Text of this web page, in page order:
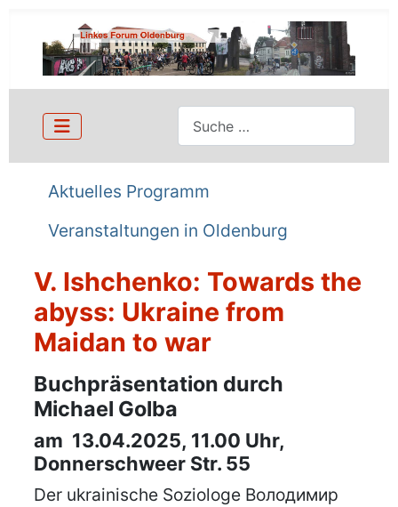
Suchen
Aktuelles Programm
Veranstaltungen in Oldenburg
V. Ishchenko: Towards the
abyss: Ukraine from
Maidan to war
Details
Buchpräsentation durch
Michael Golba
am 13.04.2025, 11.00 Uhr,
Donnerschweer Str. 55
Der ukrainische Soziologe Володимир